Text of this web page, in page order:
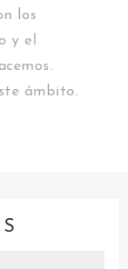
los
y el
ámbito.